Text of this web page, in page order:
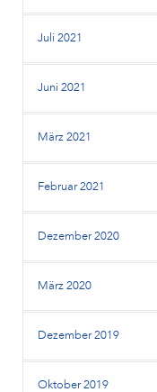
Juli 2021
Juni 2021
März 2021
Februar 2021
Dezember 2020
März 2020
Dezember 2019
Oktober 2019